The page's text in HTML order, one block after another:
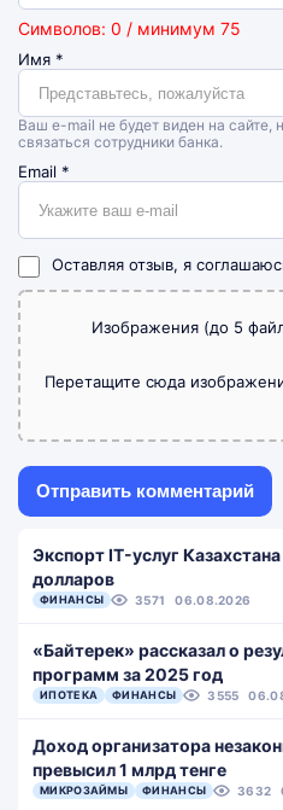
Символов: 0 / минимум 75
Имя *
Ваш e-mail не будет виден на сайте,
связаться сотрудники банка.
Email *
Оставляя отзыв, я
Изображения (до 5
Перетащите сюда
Экспорт IT-услуг
долларов
ФИНАНСЫ 3571 06.08.2026
«Байтерек» рассказал о
программ за 2025 год
ИПОТЕКА ФИНАНСЫ 3555
Доход организатора
превысил 1 млрд тенге
МИКРОЗАЙМЫ ФИНАНСЫ 3632